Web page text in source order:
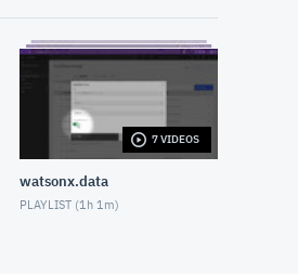
デバイスを紛失した時の対応例
MAY 14, 2024
Guardium Data Protection - コ
ンプラインス モニター スマー
APRIL 25, 2024
エンドポイント・セキュリティ
ーを解説② エンドポイントへ
の脅威と対策を理解しよう
APRIL 16, 2024
7 VIDEOS
watsonx.data
PLAYLIST (1h 1m)